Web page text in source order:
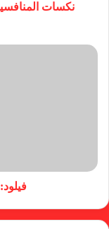
نكسات